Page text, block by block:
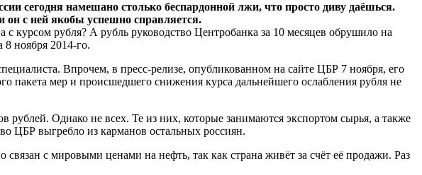
сегодня намешано столько беспардонной лжи, что просто диву даёшься.
с ней якобы успешно справляется.
рубля? А рубль руководство Центробанка за 10 месяцев обрушило на
ноября 2014-го.
Впрочем, в пресс-релизе, опубликованном на сайте ЦБР 7 ноября, его
пакета мер и происшедшего снижения курса дальнейшего ослабления рубля не
Однако не всех. Те из них, которые занимаются экспортом сырья, а также
ЦБР выгребло из карманов остальных россиян.
с мировыми ценами на нефть, так как страна живёт за счёт её продажи. Раз